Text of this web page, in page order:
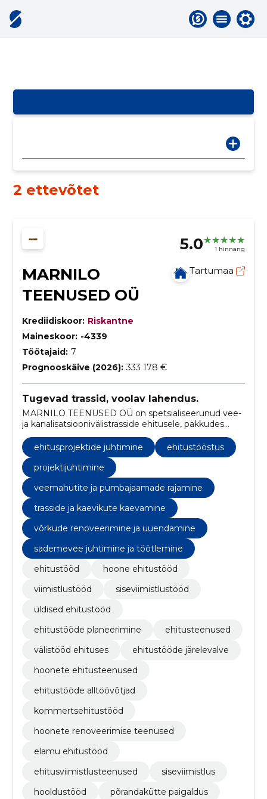
2 ettevõtet
5.0 1 hinnang
MARNILO
TEENUSED OÜ
Tartumaa
Krediidiskoor: Riskantne
Maineskoor: -4339
Töötajaid: 7
Prognooskäive (2026): 333 178 €
Tugevad trassid, voolav lahendus.
MARNILO TEENUSED OÜ on spetsialiseerunud vee-
ja kanalisatsioonivälistrasside ehitusele, pakkudes
kvaliteetseid ja vastupidavaid lahendusi kogu Eestis.
ehitusprojektide juhtimine
ehitustööstus
projektijuhtimine
veemahutite ja pumbajaamade rajamine
trasside ja kaevikute kaevamine
võrkude renoveerimine ja uuendamine
sademevee juhtimine ja töötlemine
ehitustööd
hoone ehitustööd
viimistlustööd
siseviimistlustööd
üldised ehitustööd
ehitustööde planeerimine
ehitusteenused
välistööd ehituses
ehitustööde järelevalve
hoonete ehitusteenused
ehitustööde alltöövõtjad
kommertsehitustööd
hoonete renoveerimise teenused
elamu ehitustööd
ehitusviimistlusteenused
siseviimistlus
hooldustööd
põrandakütte paigaldus